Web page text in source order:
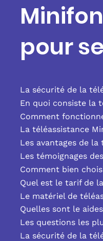
pour
La sécurité de la
En quoi consiste la
Comment
La téléassistance
Les avantages de
Les témoignages
Comment bien
Quel est le tarif de
Le matériel de
Quelles sont le
Les questions les
La sécurité de la